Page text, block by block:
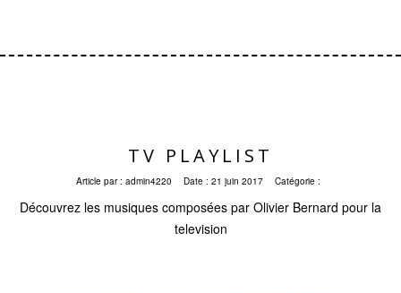
TV PLAYLIST
Article par : admin4220 Date : 21 juin 2017 Catégorie :
Découvrez les musiques composées par Olivier Bernard pour la
television